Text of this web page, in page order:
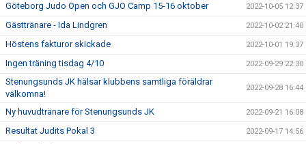
Göteborg Judo Open och GJO Camp 15-16 oktober 2022-10-05 12:37
Gästtränare - Ida Lindgren 2022-10-02 21:40
Höstens fakturor skickade 2022-10-01 19:37
Ingen träning tisdag 4/10 2022-09-29 22:30
Stenungsunds JK hälsar klubbens samtliga föräldrar
välkomna!
2022-09-28 16:44
Ny huvudtränare för Stenungsunds JK 2022-09-21 16:08
Resultat Judits Pokal 3 2022-09-17 14:56